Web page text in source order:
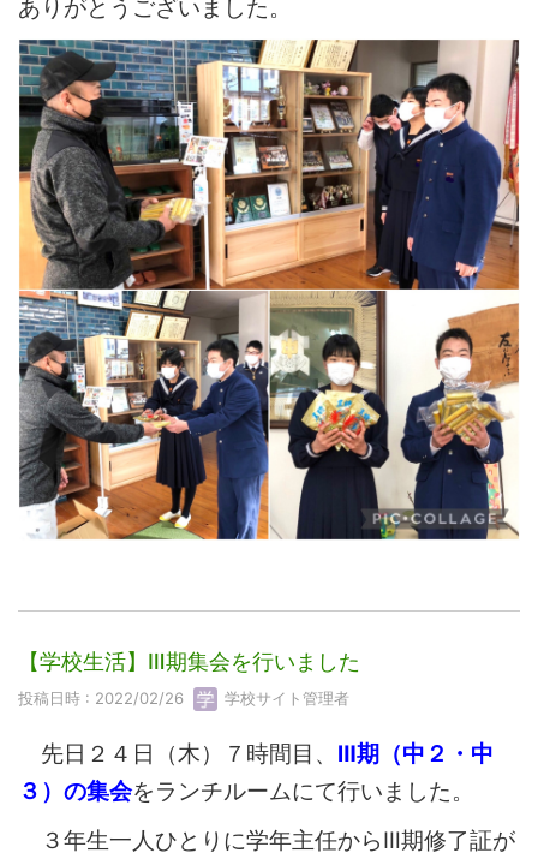
ありがとうございました。
【学校生活】Ⅲ期集会を行いました
投稿日時 : 2022/02/26 学校サイト管理者
先日２４日（木）７時間目、 Ⅲ期（中２・中
３）の集会をランチルームにて行いました。
３年生一人ひとりに学年主任からⅢ期修了証が